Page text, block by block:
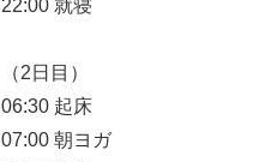
22:00 就寝
（2日目）
06:30 起床
07:00 朝ヨガ